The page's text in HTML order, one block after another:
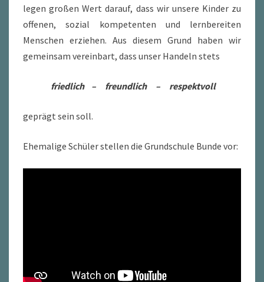
legen großen Wert darauf, dass wir unsere Kinder zu
offenen, sozial kompetenten und lernbereiten
Menschen erziehen. Aus diesem Grund haben wir
gemeinsam vereinbart, dass unser Handeln stets
friedlich – freundlich – respektvoll
geprägt sein soll.
Ehemalige Schüler stellen die Grundschule Bunde vor: